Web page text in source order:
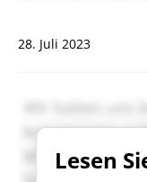
28. Juli 2023
Lesen